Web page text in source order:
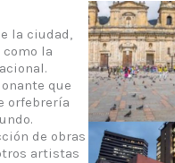
la ciudad,
la
que
orfebrería
de obras
artistas